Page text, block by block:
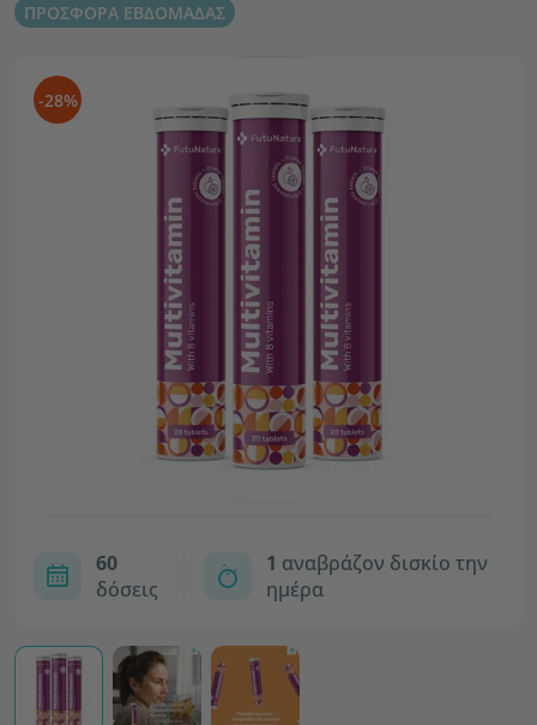
ΠΡΟΣΦΟΡΑ ΕΒΔΟΜΑΔΑΣ
-28%
60
δόσεις
1 αναβράζον δισκίο την
ημέρα